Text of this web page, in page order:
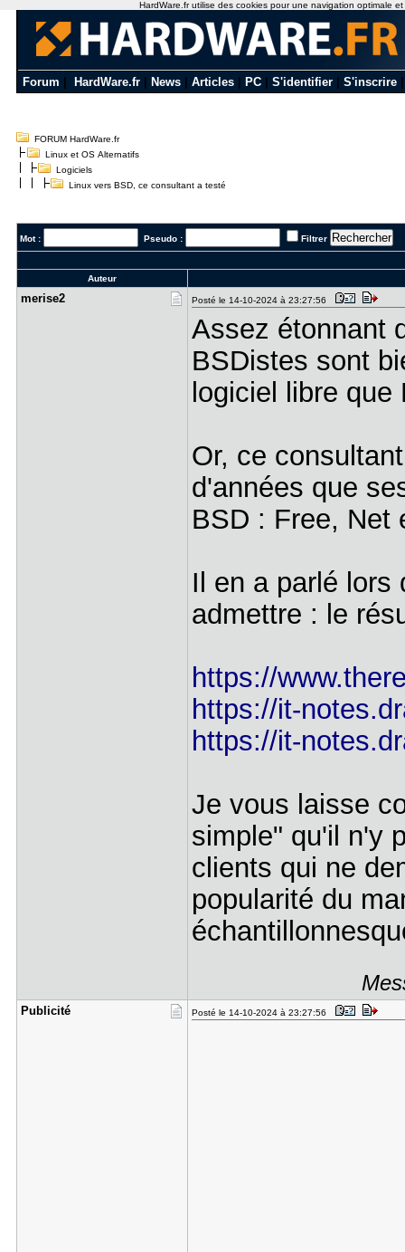
Forum HardWare.fr News Articles PC S'identifier S'inscrire
FORUM HardWare.fr
Linux et OS Alternatifs
Logiciels
Linux vers BSD, ce consultant a testé
Mot : Pseudo : Filtrer
Auteur
merise2 Posté le 14-10-2024 à 23:27:56
Assez étonnant
BSDistes sont
logiciel libre
Or, ce
d'années que
BSD : Free, Net
Il en a parlé lors
admettre : le
https://
https://it-
https://it-
Je vous laisse
simple" qu'il n'y
clients qui ne
popularité du
Publicité Posté le 14-10-2024 à 23:27:56
HardWare.fr utilise des cookies pour une navigation optimale